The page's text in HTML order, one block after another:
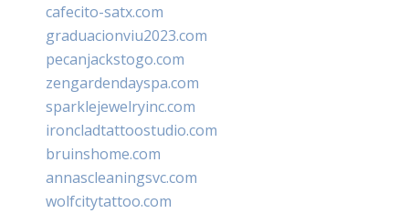
cafecito-satx.com
graduacionviu2023.com
pecanjackstogo.com
zengardendayspa.com
sparklejewelryinc.com
ironcladtattoostudio.com
bruinshome.com
annascleaningsvc.com
wolfcitytattoo.com